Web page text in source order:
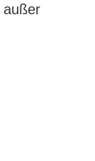
außer